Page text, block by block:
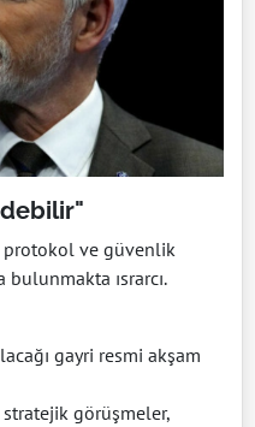
protokol ve güvenlik
bulunmakta ısrarcı.
gayri resmi akşam
görüşmeler,